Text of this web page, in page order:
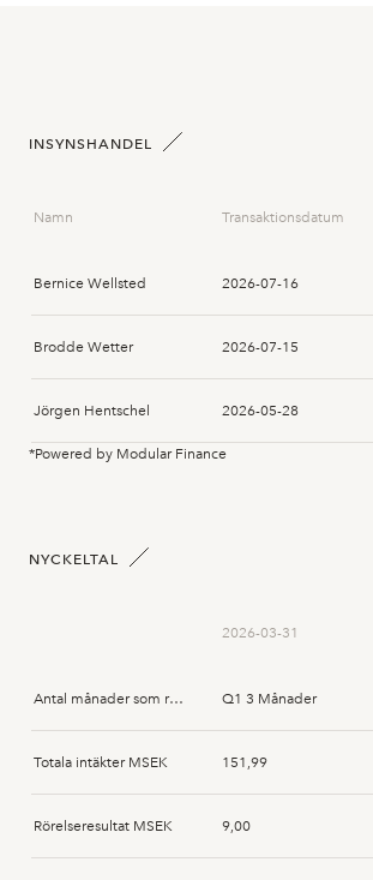
INSYNSHANDEL
Namn Transaktionsdatum
Bernice Wellsted 2026-07-16
Brodde Wetter 2026-07-15
Jörgen Hentschel 2026-05-28
Carl Schneider 2025-01-31
Magnus Greko 2025-01-31
Göran Nordlund 2025-01-31
*Powered by Modular Finance
NYCKELTAL
2026-03-31
Antal månader som rapporten avser Q1 3 Månader
Totala intäkter MSEK 151,99
Rörelseresultat MSEK 9,00